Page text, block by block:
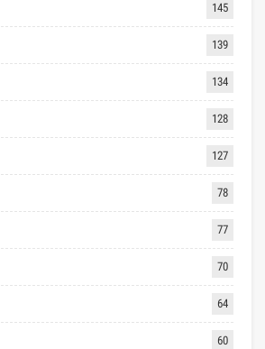
145
139
134
128
127
78
77
70
64
60